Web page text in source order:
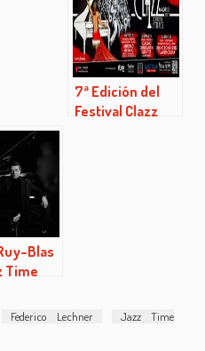
7ª Edición del
Festival Clazz
Blas
Time
Federico Lechner
Jazz Time